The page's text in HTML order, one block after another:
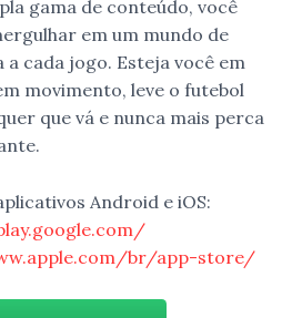
gama de conteúdo, você
em um mundo de
a cada jogo. Esteja você em
movimento, leve o futebol
que vá e nunca mais perca
Android e iOS:
br/app-store/